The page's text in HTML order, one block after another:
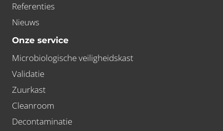
Referenties
Nieuws
Onze service
Microbiologische veiligheidskast
Validatie
Zuurkast
Cleanroom
Decontaminatie